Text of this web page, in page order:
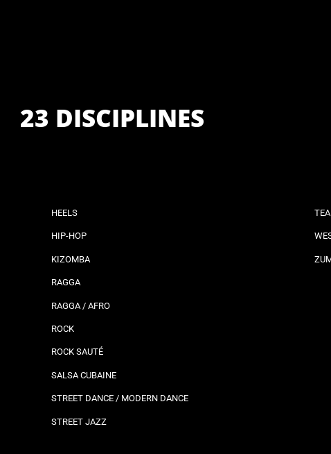
23 DISCIPLINES
HEELS
HIP-HOP
KIZOMBA
RAGGA
RAGGA / AFRO
ROCK
ROCK SAUTÉ
SALSA CUBAINE
STREET DANCE / MODERN DANCE
STREET JAZZ